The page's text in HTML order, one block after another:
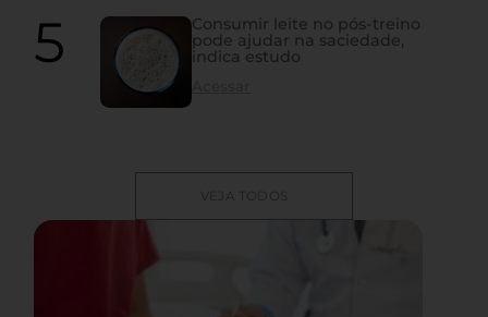
Consumir leite no pós-treino
pode ajudar na saciedade,
indica estudo
VEJA TODOS